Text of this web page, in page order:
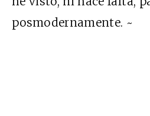
posmodernamente. ~